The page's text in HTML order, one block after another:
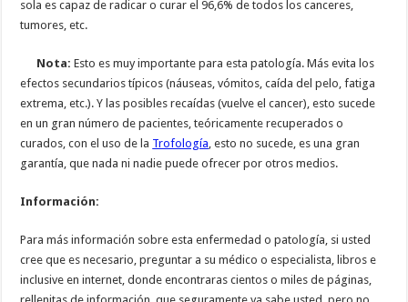
sola es capaz de radicar o curar el 96,6% de todos los canceres,
tumores, etc.
Nota:Esto es muy importante para esta patología. Más evita los
efectos secundarios típicos (náuseas, vómitos, caída del pelo, fatiga
extrema, etc.). Y las posibles recaídas (vuelve el cancer), esto sucede
en un gran número de pacientes, teóricamente recuperados o
curados, con el uso de la Trofología , esto no sucede, es una gran
garantía, que nada ni nadie puede ofrecer por otros medios.
Información:
Para más información sobre esta enfermedad o patología, si usted
cree que es necesario, preguntar a su médico o especialista, libros e
inclusive en internet, donde encontraras cientos o miles de páginas,